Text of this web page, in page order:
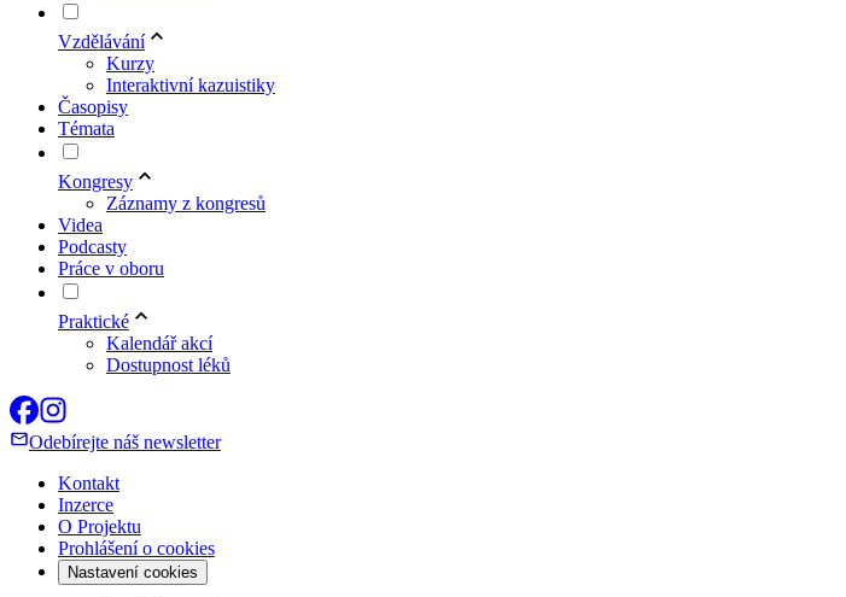
Vzdělávání
Kurzy
Interaktivní kazuistiky
Časopisy
Témata
Kongresy
Záznamy z kongresů
Videa
Podcasty
Práce v oboru
Praktické
Kalendář akcí
Dostupnost léků
Odebírejte náš newsletter
Kontakt
Inzerce
O Projektu
Prohlášení o cookies
Nastavení cookies